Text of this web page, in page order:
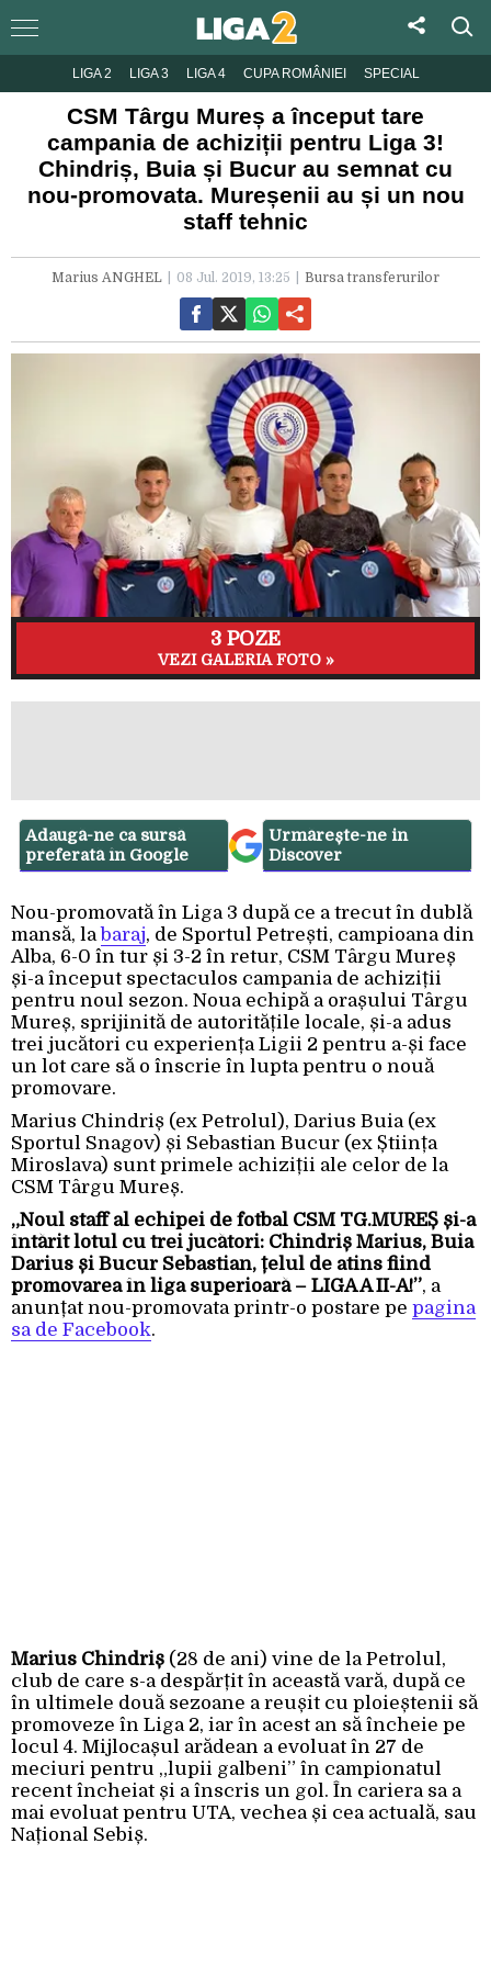
LIGA 2 LIGA 3 LIGA 4 CUPA ROMÂNIEI SPECIAL
CSM Târgu Mureș a început tare
campania de achiziții pentru Liga 3!
Chindriș, Buia și Bucur au semnat cu
nou-promovata. Mureșenii au și un nou
staff tehnic
Marius ANGHEL 08 Jul. 2019, 13:25 Bursa transferurilor
3 POZE
VEZI GALERIA FOTO »
Adaugă-ne ca sursă
preferată în Google
Urmărește-ne in
Discover
Nou-promovată în Liga 3 după ce a trecut în dublă
mansă, la baraj, de Sportul Petrești, campioana din
Alba, 6-0 în tur și 3-2 în retur, CSM Târgu Mureș
și-a început spectaculos campania de achiziții
pentru noul sezon. Noua echipă a orașului Târgu
Mureș, sprijinită de autoritățile locale, și-a adus
trei jucători cu experiența Ligii 2 pentru a-și face
un lot care să o înscrie în lupta pentru o nouă
promovare.
Marius Chindriș (ex Petrolul), Darius Buia (ex
Sportul Snagov) și Sebastian Bucur (ex Știința
Miroslava) sunt primele achiziții ale celor de la
CSM Târgu Mureș.
„Noul staff al echipei de fotbal CSM TG.MUREȘ și-a
întărit lotul cu trei jucători: Chindriș Marius, Buia
Darius și Bucur Sebastian, țelul de atins fiind
promovarea în liga superioară – LIGA A II-A!”, a
anunțat nou-promovata printr-o postare pe pagina
sa de Facebook.
Marius Chindriș (28 de ani) vine de la Petrolul,
club de care s-a despărțit în această vară, după ce
în ultimele două sezoane a reușit cu ploieștenii să
promoveze în Liga 2, iar în acest an să încheie pe
locul 4. Mijlocașul arădean a evoluat în 27 de
meciuri pentru „lupii galbeni” în campionatul
recent încheiat și a înscris un gol. În cariera sa a
mai evoluat pentru UTA, vechea și cea actuală, sau
Național Sebiș.